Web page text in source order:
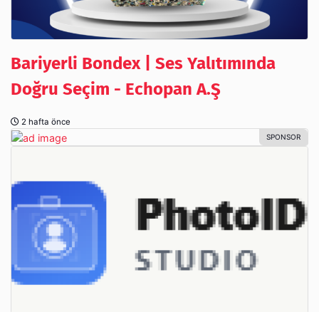
Bariyerli Bondex | Ses Yalıtımında
Doğru Seçim - Echopan A.Ş
2 hafta önce